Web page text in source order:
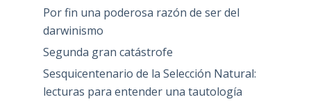
Por fin una poderosa razón de ser del
darwinismo
Segunda gran catástrofe
Sesquicentenario de la Selección Natural:
lecturas para entender una tautología